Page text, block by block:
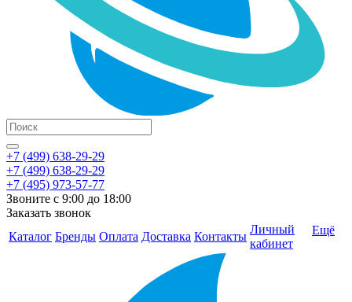
+7 (499) 638-29-29
+7 (499) 638-29-29
+7 (495) 973-57-77
Звоните с 9:00 до 18:00
Заказать звонок
Каталог Бренды Оплата Доставка Контакты
Личный
кабинет
Ещё